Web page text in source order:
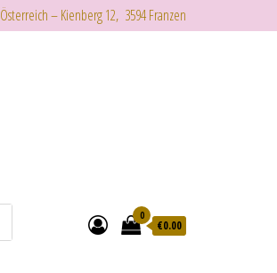
Österreich – Kienberg 12, 3594 Franzen
0
€0.00